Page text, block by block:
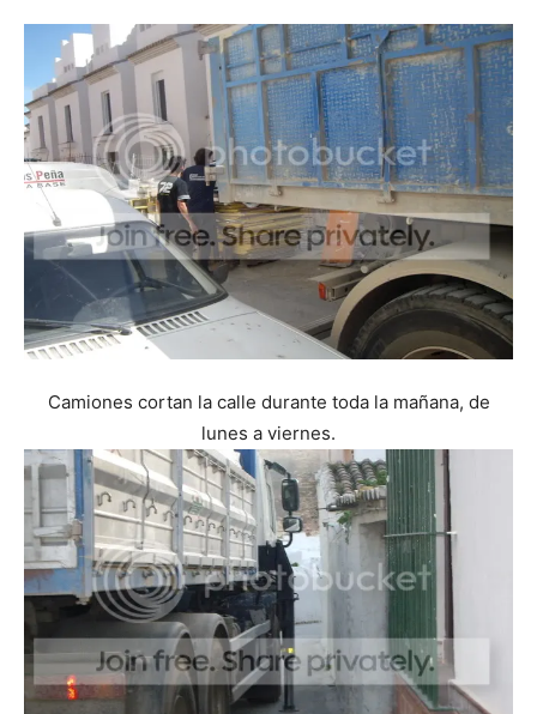
Camiones cortan la calle durante toda la mañana, de
lunes a viernes.